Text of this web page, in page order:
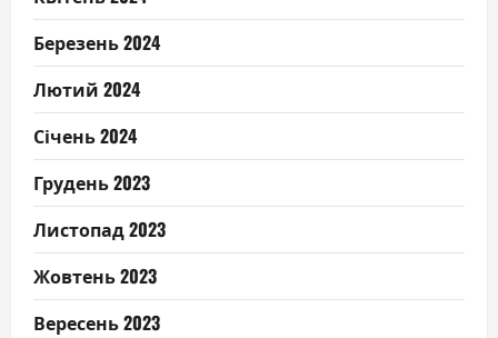
Березень 2024
Лютий 2024
Січень 2024
Грудень 2023
Листопад 2023
Жовтень 2023
Вересень 2023